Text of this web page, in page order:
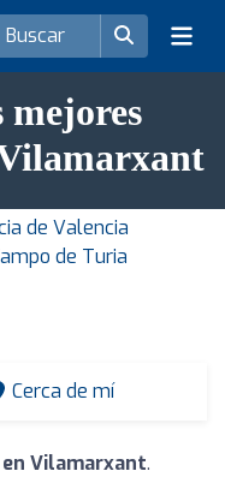
mejores
de Valencia
de Turia
Cerca de mí
Vilamarxant.